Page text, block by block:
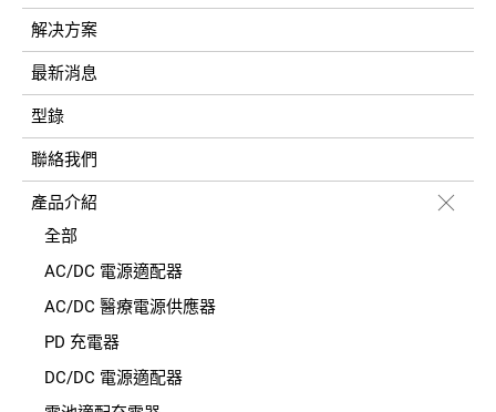
解决方案
最新消息
型錄
聯絡我們
產品介紹
全部
AC/DC 電源適配器
AC/DC 醫療電源供應器
PD 充電器
DC/DC 電源適配器